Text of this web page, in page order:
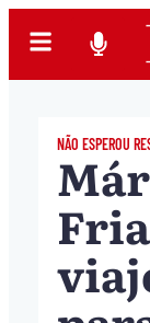
NÃO ESPEROU